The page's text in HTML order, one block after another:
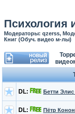
Психология
Модераторы: qzerss,
Книг (Обуч. видео м-лы)
DL: Бетти
DL: Пётр